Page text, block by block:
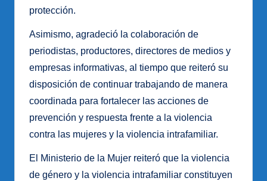
protección.
Asimismo, agradeció la colaboración de
periodistas, productores, directores de medios y
empresas informativas, al tiempo que reiteró su
disposición de continuar trabajando de manera
coordinada para fortalecer las acciones de
prevención y respuesta frente a la violencia
contra las mujeres y la violencia intrafamiliar.
El Ministerio de la Mujer reiteró que la violencia
de género y la violencia intrafamiliar constituyen